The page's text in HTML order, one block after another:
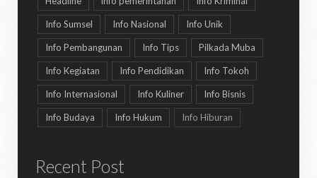
Info Sumsel Info Nasional Info Unik
Info Pembangunan Info Tips Pilkada Muba
Info Kegiatan Info Pendidikan Info Tokoh
Info Internasional Info Kuliner Info Bisnis
Info Budaya Info Hukum Info Hiburan
Recent Post